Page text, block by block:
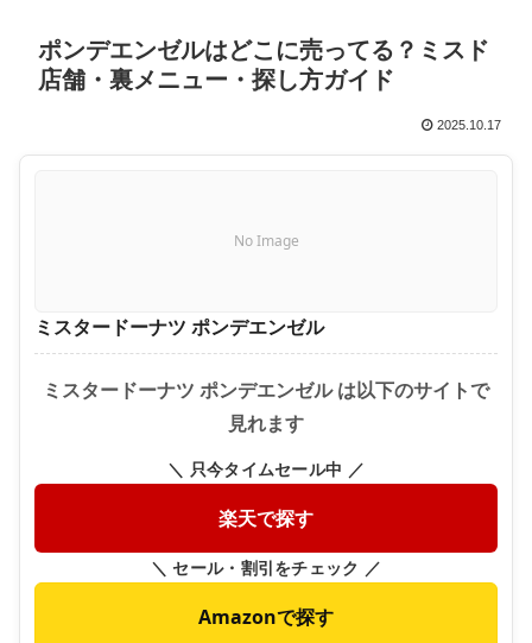
ポンデエンゼルはどこに売ってる？ミスド
店舗・裏メニュー・探し方ガイド
2025.10.17
No Image
ミスタードーナツ ポンデエンゼル
ミスタードーナツ ポンデエンゼル は以下のサイトで
見れます
＼ 只今タイムセール中 ／
楽天で探す
＼ セール・割引をチェック ／
Amazonで探す